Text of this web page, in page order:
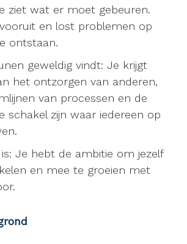
ziet wat er moet gebeuren.
en lost problemen op
ontstaan.
geweldig vindt: Je krijgt
het ontzorgen van anderen,
van processen en de
schakel zijn waar iedereen op
is: Je hebt de ambitie om jezelf
en mee te groeien met